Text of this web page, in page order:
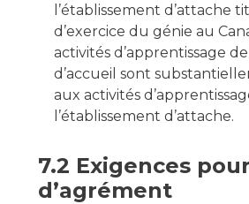
l’établissement d’attache
d’exercice du génie au
activités d’apprentissage
d’accueil sont
aux activités
l’établissement d’attache.
7.2 Exigences
d’agrément